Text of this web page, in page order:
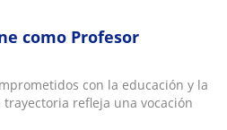
como Profesor
con la educación y la
refleja una vocación